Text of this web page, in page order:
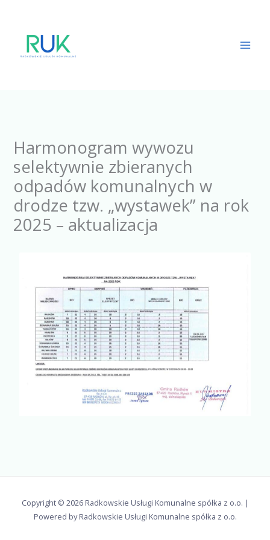
Harmonogram wywozu
selektywnie zbieranych
odpadów komunalnych w
drodze tzw. „wystawek” na rok
2025 – aktualizacja
Copyright © 2026 Radkowskie Usługi Komunalne spółka z o.o. |
Powered by Radkowskie Usługi Komunalne spółka z o.o.